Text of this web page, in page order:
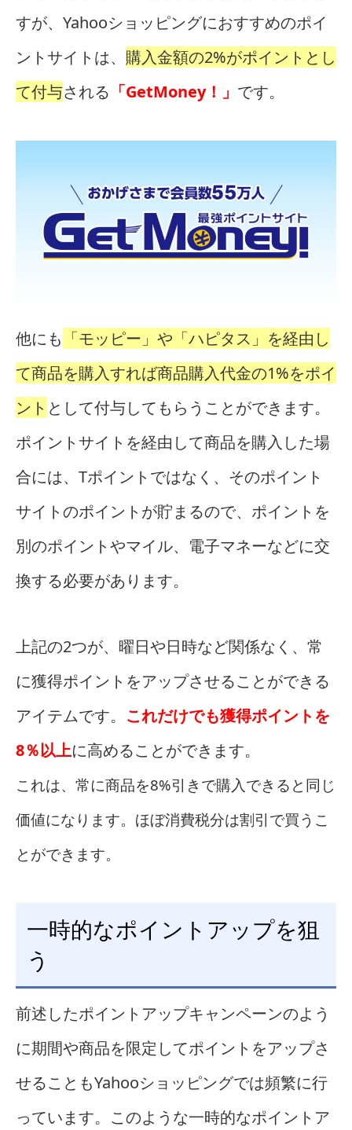
すが、Yahooショッピングにおすすめのポイ
ントサイトは、 購入金額の2%がポイントとし
て付与される 「GetMoney！」 です。
他にも 「モッピー」や「ハピタス」を経由し
て商品を購入すれば商品購入代金の1%をポイ
ント として付与してもらうことができます。
ポイントサイトを経由して商品を購入した場
合には、Tポイントではなく、そのポイント
サイトのポイントが貯まるので、ポイントを
別のポイントやマイル、電子マネーなどに交
換する必要があります。
上記の2つが、曜日や日時など関係なく、常
に獲得ポイントをアップさせることができる
アイテムです。 これだけでも獲得ポイントを
8％以上に高めることができます。
これは、常に商品を8%引きで購入できると同じ
価値になります。ほぼ消費税分は割引で買うこ
とができます。
一時的なポイントアップを狙
う
前述したポイントアップキャンペーンのよう
に期間や商品を限定してポイントをアップさ
せることもYahooショッピングでは頻繁に行
っています。このような一時的なポイントア